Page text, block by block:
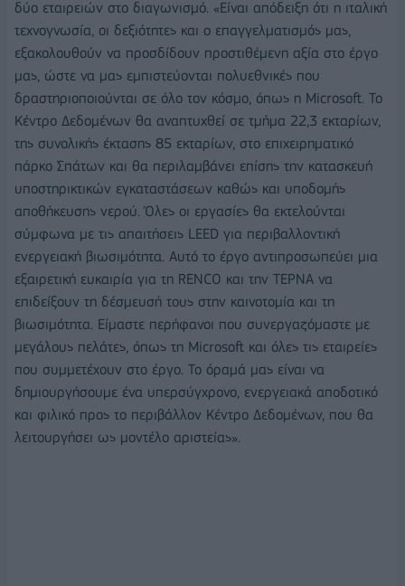
δύο εταιρειών στο διαγωνισμό. «Είναι απόδειξη ότι η ιταλική
τεχνογνωσία, οι δεξιότητες και ο επαγγελματισμός μας,
εξακολουθούν να προσδίδουν προστιθέμενη αξία στο έργο
μας, ώστε να μας εμπιστεύονται πολυεθνικές που
δραστηριοποιούνται σε όλο τον κόσμο, όπως η Microsoft. Το
Κέντρο Δεδομένων θα αναπτυχθεί σε τμήμα 22,3 εκταρίων,
της συνολικής έκτασης 85 εκταρίων, στο επιχειρηματικό
πάρκο Σπάτων και θα περιλαμβάνει επίσης την κατασκευή
υποστηρικτικών εγκαταστάσεων καθώς και υποδομής
αποθήκευσης νερού. Όλες οι εργασίες θα εκτελούνται
σύμφωνα με τις απαιτήσεις LEED για περιβαλλοντική
ενεργειακή βιωσιμότητα. Αυτό το έργο αντιπροσωπεύει μια
εξαιρετική ευκαιρία για τη RENCO και την ΤΕΡΝΑ να
επιδείξουν τη δέσμευσή τους στην καινοτομία και τη
βιωσιμότητα. Είμαστε περήφανοι που συνεργαζόμαστε με
μεγάλους πελάτες, όπως τη Microsoft και όλες τις εταιρείες
που συμμετέχουν στο έργο. Το όραμά μας είναι να
δημιουργήσουμε ένα υπερσύγχρονο, ενεργειακά αποδοτικό
και φιλικό προς το περιβάλλον Κέντρο Δεδομένων, που θα
λειτουργήσει ως μοντέλο αριστείας».